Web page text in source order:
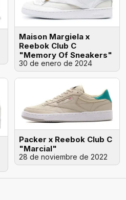
Maison Margiela x
Reebok Club C
"Memory Of Sneakers"
30 de enero de 2024
Packer x Reebok Club C
"Marcial"
28 de noviembre de 2022